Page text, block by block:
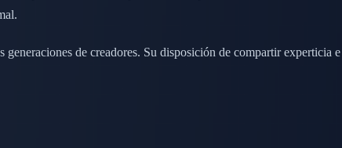
de creadores. Su disposición de compartir experticia